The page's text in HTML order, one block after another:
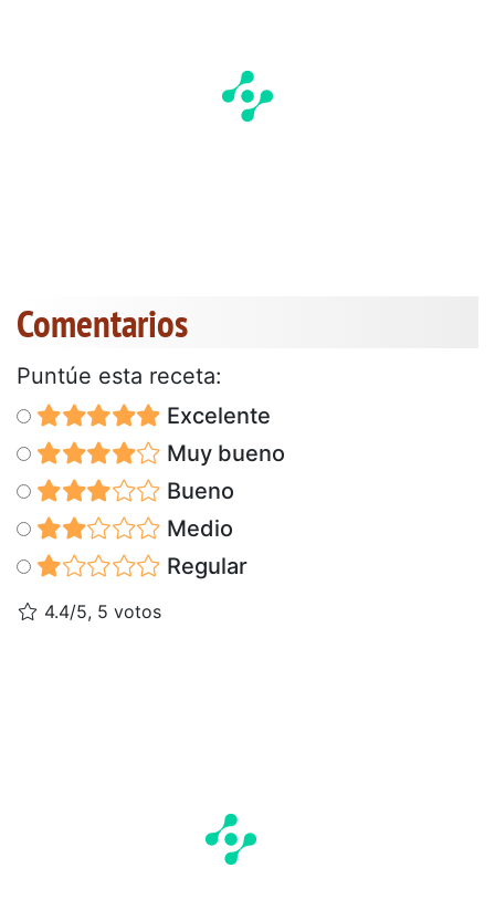
Comentarios
Puntúe esta receta:
Excelente
Muy bueno
Bueno
Medio
Regular
4.4/5, 5 votos